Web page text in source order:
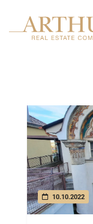
10.10.2022